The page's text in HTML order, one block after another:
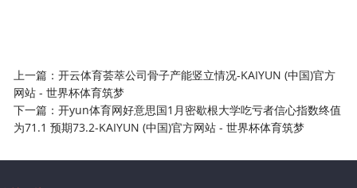
上一篇：开云体育荟萃公司骨子产能竖立情况-KAIYUN (中国)官方
网站 - 世界杯体育筑梦
下一篇：开yun体育网好意思国1月密歇根大学吃亏者信心指数终值
为71.1 预期73.2-KAIYUN (中国)官方网站 - 世界杯体育筑梦